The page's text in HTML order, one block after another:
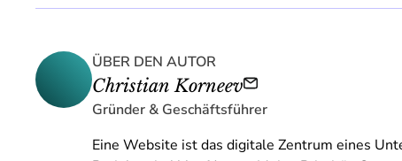
ÜBER DEN AUTOR
Christian Korneev
Gründer & Geschäftsführer
Eine Website ist das digitale Zentrum eines